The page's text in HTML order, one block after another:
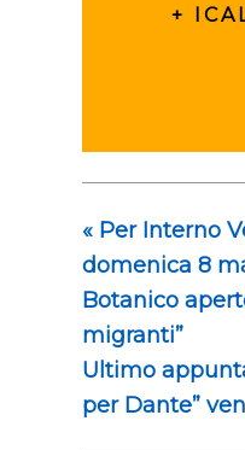
+
«Per Interno
domenica 8
Botanico
migranti”
Ultimo
per Dante”